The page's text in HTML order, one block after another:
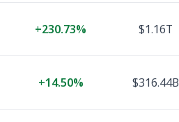
$1.16T
+230.73%
$316.44B
+14.50%